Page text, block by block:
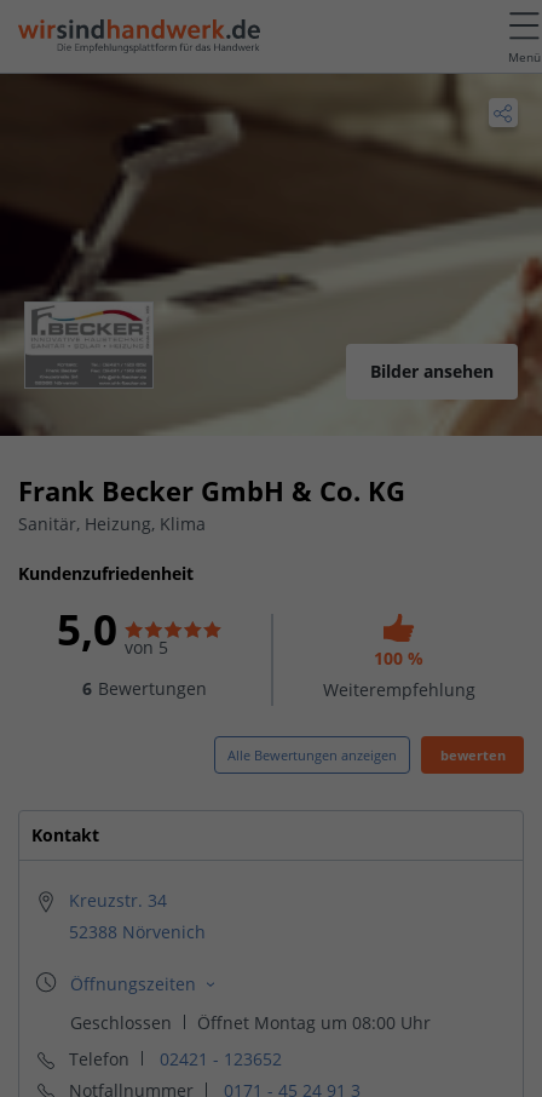
Menü
Bilder ansehen
Frank Becker GmbH & Co. KG
Sanitär, Heizung, Klima
Kundenzufriedenheit
5,0 von 5
6 Bewertungen
100 %
Weiterempfehlung
Alle Bewertungen anzeigen bewerten
Kontakt
Kreuzstr. 34
52388 Nörvenich
Telefon
02421 - 123652
Notfallnummer
0171 - 45 24 91 3